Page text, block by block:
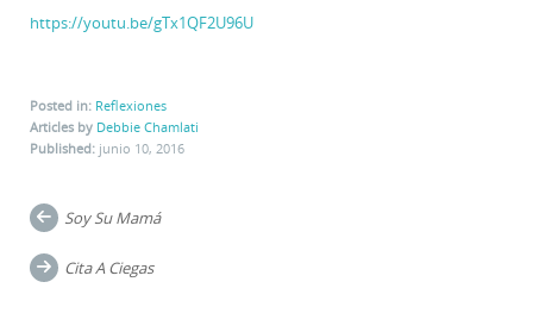
https://youtu.be/gTx1QF2U96U
Posted in: Reflexiones
Articles by Debbie Chamlati
Published: junio 10, 2016
Post
navigation
Soy Su Mamá
Cita A Ciegas